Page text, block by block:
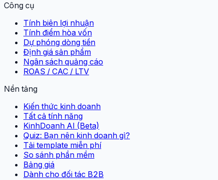
Công cụ
Tính biên lợi nhuận
Tính điểm hòa vốn
Dự phóng dòng tiền
Định giá sản phẩm
Ngân sách quảng cáo
ROAS / CAC / LTV
Nền tảng
Kiến thức kinh doanh
Tất cả tính năng
KinhDoanh AI (Beta)
Quiz: Bạn nên kinh doanh gì?
Tải template miễn phí
So sánh phần mềm
Bảng giá
Dành cho đối tác B2B